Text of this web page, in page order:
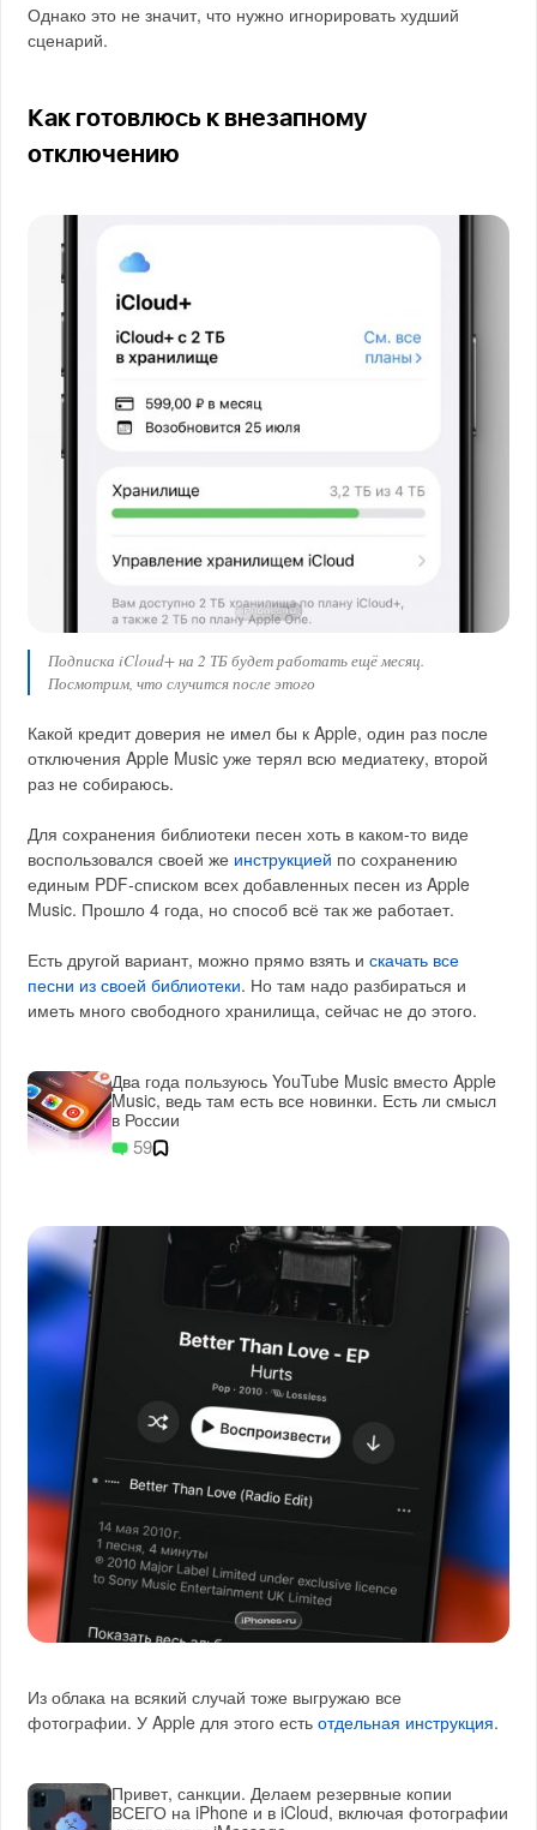
Однако это не значит, что нужно игнорировать худший
сценарий.
Как готовлюсь к внезапному
отключению
Подписка iCloud+ на 2 ТБ будет работать ещё месяц.
Посмотрим, что случится после этого
Какой кредит доверия не имел бы к Apple, один раз после
отключения Apple Music уже терял всю медиатеку, второй
раз не собираюсь.
Для сохранения библиотеки песен хоть в каком-то виде
воспользовался своей же инструкцией по сохранению
единым PDF‑списком всех добавленных песен из Apple
Music. Прошло 4 года, но способ всё так же работает.
Есть другой вариант, можно прямо взять искачать все
песни из своей библиотеки. Но там надо разбираться и
иметь много свободного хранилища, сейчас не до этого.
Два года пользуюсь YouTube Music вместо Apple
Music, ведь там есть все новинки. Есть ли смысл
в России
59
Из облака на всякий случай тоже выгружаю все
фотографии. У Apple для этого естьотдельная инструкция.
Привет, санкции. Делаем резервные копии
ВСЕГО на iPhone и в iCloud, включая фотографии